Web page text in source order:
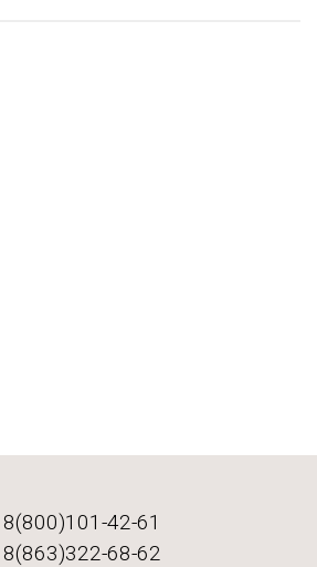
8(800)101-42-61
8(863)322-68-62